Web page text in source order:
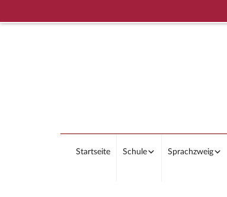
Startseite Schule Sprachzweig